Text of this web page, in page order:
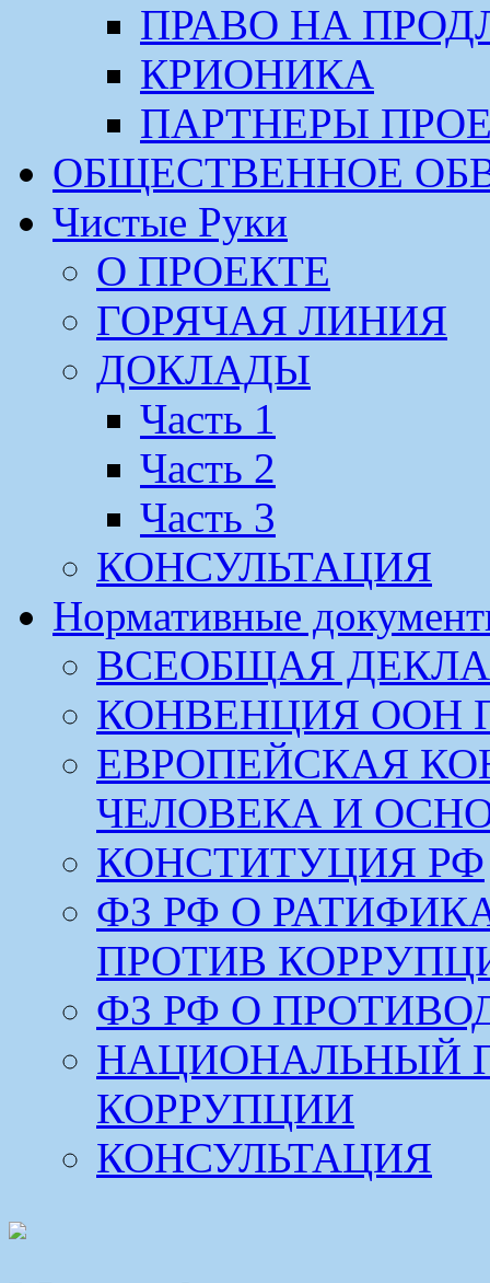
ПРАВО НА
КРИОНИКА
ПАРТНЕРЫ
ОБЩЕСТВЕННОЕ
Чистые Руки
О ПРОЕКТЕ
ГОРЯЧАЯ ЛИНИЯ
ДОКЛАДЫ
Часть 1
Часть 2
Часть 3
КОНСУЛЬТАЦИЯ
Нормативные
ВСЕОБЩАЯ
КОНВЕНЦИЯ ООН
ЕВРОПЕЙСКАЯ
ЧЕЛОВЕКА И
КОНСТИТУЦИЯ РФ
ФЗ РФ О
ПРОТИВ
ФЗ РФ О
НАЦИОНАЛЬНЫЙ
КОРРУПЦИИ
КОНСУЛЬТАЦИЯ